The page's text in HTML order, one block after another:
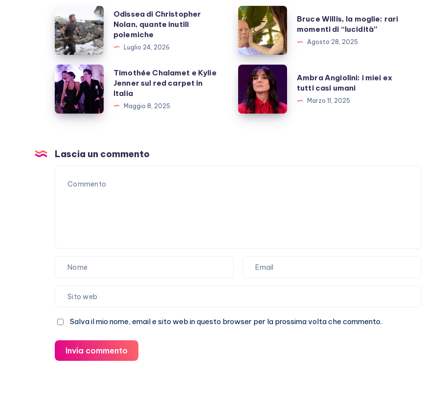
Odissea
di
Christopher
Nolan,
quante
inutili
polemiche
Odissea di Christopher
Nolan, quante inutili
polemiche
Luglio 24, 2026
Bruce
Willis,
la
moglie:
rari
momenti
di
“lucidità”
Bruce Willis, la moglie: rari
momenti di “lucidità”
Agosto 28, 2025
Timothée
Chalamet
e
Kylie
red
carpet
Timothée Chalamet e Kylie
Jenner sul red carpet in
Italia
Maggio 8, 2025
Ambra
Angiolini:
i
miei
umani
Ambra Angiolini: i miei ex
tutti casi umani
Marzo 11, 2025
Lascia un commento
Salva il mio nome, email e sito web in questo browser per la prossima volta che commento.
Invia commento